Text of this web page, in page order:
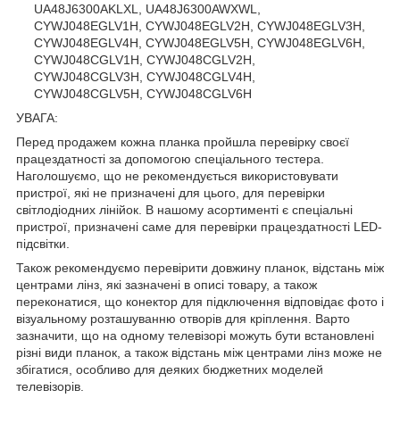
UA48J6300AKLXL, UA48J6300AWXWL,
CYWJ048EGLV1H, CYWJ048EGLV2H, CYWJ048EGLV3H,
CYWJ048EGLV4H, CYWJ048EGLV5H, CYWJ048EGLV6H,
CYWJ048CGLV1H, CYWJ048CGLV2H,
CYWJ048CGLV3H, CYWJ048CGLV4H,
CYWJ048CGLV5H, CYWJ048CGLV6H
УВАГА:
Перед продажем кожна планка пройшла перевірку своєї
працездатності за допомогою спеціального тестера.
Наголошуємо, що не рекомендується використовувати
пристрої, які не призначені для цього, для перевірки
світлодіодних лінійок. В нашому асортименті є спеціальні
пристрої, призначені саме для перевірки працездатності LED-
підсвітки.
Також рекомендуємо перевірити довжину планок, відстань між
центрами лінз, які зазначені в описі товару, а також
переконатися, що конектор для підключення відповідає фото і
візуальному розташуванню отворів для кріплення. Варто
зазначити, що на одному телевізорі можуть бути встановлені
різні види планок, а також відстань між центрами лінз може не
збігатися, особливо для деяких бюджетних моделей
телевізорів.